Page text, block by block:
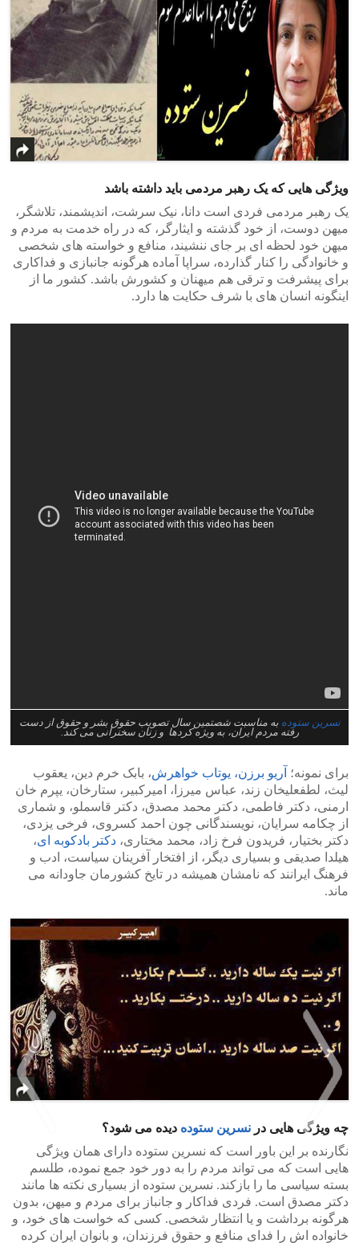
ویژگی هایی که یک رهبر مردمی باید داشته باشد
یک رهبر مردمی فردی است دانا، نیک سرشت، اندیشمند، تلاشگر،
میهن دوست، از خود گذشته و ایثارگر، که در راه خدمت به مردم و
میهن خود لحظه ای بر جای ننشیند، منافع و خواسته های شخصی
و خانوادگی را کنار گذارده، سراپا آماده هرگونه جانبازی و فداکاری
برای پیشرفت و ترقی هم میهنان و کشورش باشد. کشور ما از
اینگونه انسان های با شرف حکایت ها دارد.
نسرین ستوده به مناسبت شصتمین سال تصویب حقوق بشر و حقوق از دست
رفته مردم ایران، به ویژه کردها و زنان سخنرانی می کند.
برای نمونه؛ آریو برزن، یوتاب خواهرش، بابک خرم دین، یعقوب
لیث، لطفعلیخان زند، عباس میرزا، امیرکبیر، ستارخان، یپرم خان
ارمنی، دکتر فاطمی، دکتر محمد مصدق، دکتر قاسملو، و شماری
از چکامه سرایان، نویسندگانی چون احمد کسروی، فرخی یزدی،
دکتر بختیار، فریدون فرخ زاد، محمد مختاری، دکتر بادکوبه ای،
هیلدا صدیقی و بسیاری دیگر، از افتخار آفرینان سیاست، ادب و
فرهنگ ایرانند که نامشان همیشه در تایخ کشورمان جاودانه می
ماند.
چه ویژگی هایی در نسرین ستوده دیده می شود؟
نگارنده بر این باور است که نسرین ستوده دارای همان ویژگی
هایی است که می تواند مردم را به دور خود جمع نموده، طلسم
بسته سیاسی ما را بازکند. نسرین ستوده از بسیاری نکته ها مانند
دکتر مصدق است. فردی فداکار و جانباز برای مردم و میهن، بدون
هرگونه برداشت و یا انتظار شخصی. کسی که خواست های خود، و
خانواده اش را فدای منافع و حقوق فرزندان، و بانوان ایران کرده
<
>